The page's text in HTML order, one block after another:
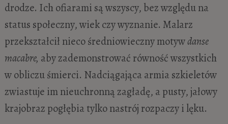
drodze. Ich ofiarami są wszyscy, bez względu na
status społeczny, wiek czy wyznanie. Malarz
przekształcił nieco średniowieczny motywdanse
macabre, aby zademonstrować równość wszystkich
w obliczu śmierci. Nadciągająca armia szkieletów
zwiastuje im nieuchronną zagładę, a pusty, jałowy
krajobraz pogłębia tylko nastrój rozpaczy i lęku.